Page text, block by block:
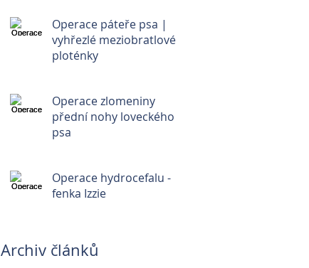
Operace páteře psa |
vyhřezlé meziobratlové
ploténky
Operace zlomeniny
přední nohy loveckého
psa
Operace hydrocefalu -
fenka Izzie
Archiv článků